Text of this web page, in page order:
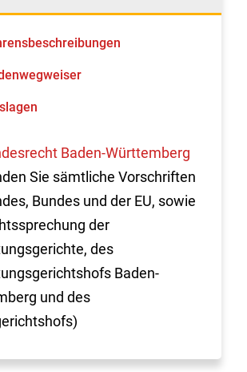
Baden-Württemberg
Sie sämtliche Vorschriften
Bundes und der EU, sowie
der
des
Baden-
und des